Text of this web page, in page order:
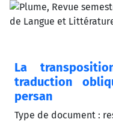
La
traduction
persan
Type de document :